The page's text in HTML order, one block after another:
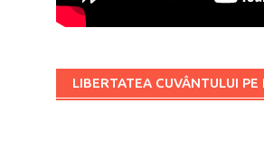
LIBERTATEA CUVÂNTULUI PE